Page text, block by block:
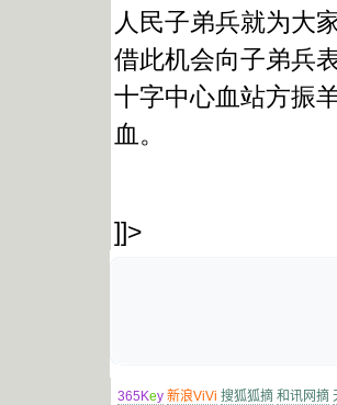
人民子弟兵就为大
借此机会向子弟兵
十字中心血站方振
血。
]]>
365Key 新浪ViVi 搜狐狐摘 和讯网摘